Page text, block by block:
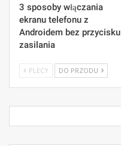
3 sposoby włączania
ekranu telefonu z
Androidem bez przycisku
zasilania
PLECY DO PRZODU